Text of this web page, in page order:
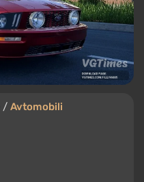
/ Avtomobili